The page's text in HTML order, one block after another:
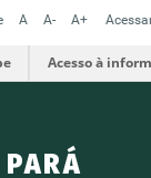
A A- A+
Acesso à